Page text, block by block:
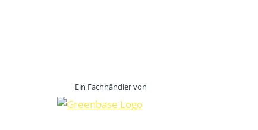
Ein Fachhändler von